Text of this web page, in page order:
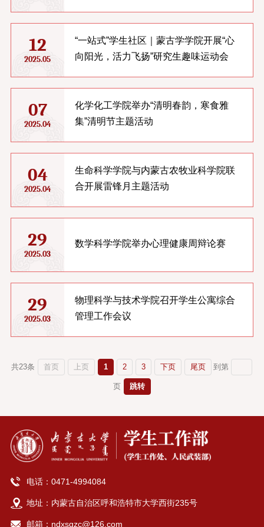
12
2025.05
“一站式”学生社区｜蒙古学学院开展“心
向阳光，活力飞扬”研究生趣味运动会
07
2025.04
化学化工学院举办“清明春韵，寒食雅
集”清明节主题活动
04
2025.04
生命科学学院与内蒙古农牧业科学院联
合开展雷锋月主题活动
29
2025.03
数学科学学院举办心理健康周辩论赛
29
2025.03
物理科学与技术学院召开学生公寓综合
管理工作会议
共23条 首页 上页 1 2 3 下页 尾页 到第
页 跳转
电话：0471-4994084
地址：内蒙古自治区呼和浩特市大学西街235号
邮箱：ndxsgzc@126.com